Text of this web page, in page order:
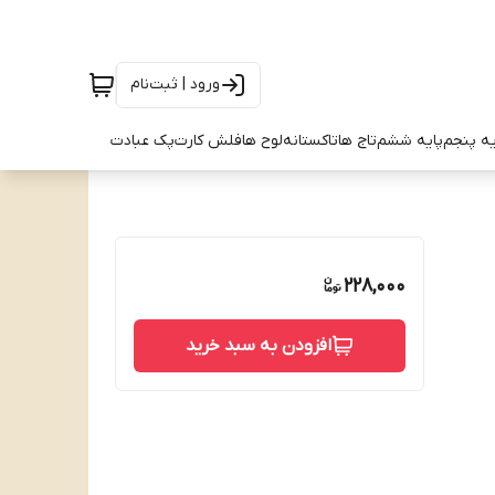
ورود | ثبت‌نام
پنجمپایه ششمتاج هاتاکستانهلوح هافلش کارتپک عبادت
228,000
افزودن به سبد خرید